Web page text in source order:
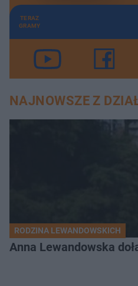
TERAZ
GRAMY
NAJNOWSZE Z
RODZINA LEWANDOWSKICH
Anna Lewandowska